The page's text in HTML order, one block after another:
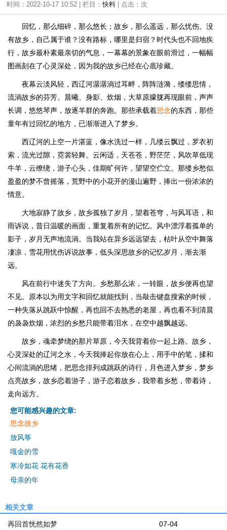
时间：2022-10-17 10:52 | 栏目：快料 | 点击： 次
回忆，那么细碎，那么悠长；故乡，那么遥远，那么忧伤。没
有故乡，自己属于谁？没有路标，哪里是归宿？时代头也不回地疾
行，故乡最朴素最亲切的气息，一幕幕的景象在眼前滑过，一幅幅
图画刻在了心灵深处，因为我的故乡已经在心底珍藏。
夜幕云淡风轻，西辽河潺潺淌过耳畔，阵阵涟漪，缕缕思情，
流淌故乡的芬芳。晨曦、身影、炊烟，大草原朦胧再现眼前，声声
长调，悠悠琴声，放逐羊群的奔跑。那些承载着思念的东西，那些
童年有过回忆的地方，已渐渐进入了梦乡。
西辽河的上空一片湛蓝，像水洗过一样，几缕云飘过，罗衣初
索，流光过隙，霓裳轻舞。云闲适，天苍苍，野茫茫，风吹草低现
牛羊，云缭绕，游子心头，佳期旷何许，望望空伫立。那缕乡愁似
盈盈的梦不曾摇落，荒野中的小花开的漫山遍野，捧出一份浓浓的
情意。
大地寂静了故乡，故乡孤独了岁月，望着苍穹，与风耳语，和
雨诉说，昔日温暖的画面，重复着所有的记忆。风中漂浮着孤单的
影子，岁月无声地流淌。当我站在异乡远远望去，枯叶从空中舞落
凄凉，雪花用忧伤诉说故事，低头深思故乡的记忆岁月，渐去渐
远。
风在前行中迷失了方向。乡愁那么浓，一转眼，故乡便再也望
不见。原本以为用文字和回忆就能找到，当敲击键盘搜索的时候，
一种失落从跳跃中惊醒，再也回不去熟悉的老屋，再也看不到清晨
的袅袅炊烟，浓烈的乡愁只能带着泪水，在空中越飘越远。
故乡，魂牵梦绕的那片草原，今天我背着你一起上路。故乡，
心灵深处的辽河之水，今天我捧起你放在心上，用手中的笔，揉和
心间流淌的思绪，把思念排列成跳跃的诗行，月色进入梦乡，梦乡
点亮故乡，故乡恋着游子，游子恋着故乡，我带着乡愁，带着诗，
走向远方。
您可能感兴趣的文章:
思念故乡
放风筝
嘎金的雪
寒冷如花 花有花香
母亲的年
相关文章
07-04
再回首恍然如梦